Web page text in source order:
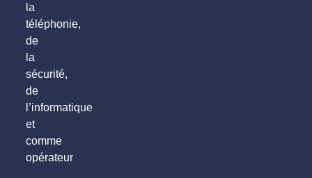
la
téléphonie,
de
la
sécurité,
de
l’informatique
et
comme
opérateur